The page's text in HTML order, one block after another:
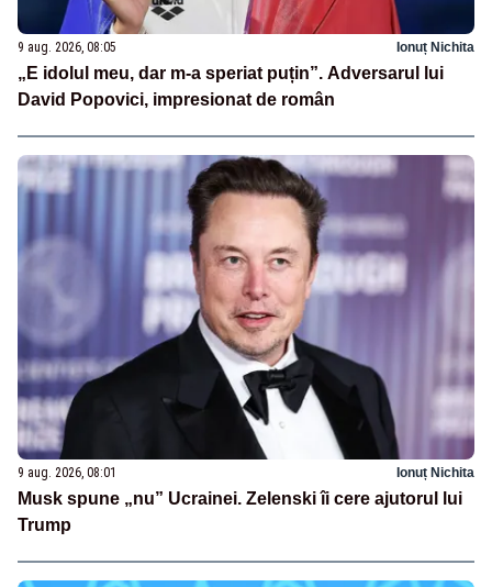
9 aug. 2026, 08:05 Ionuț Nichita
„E idolul meu, dar m-a speriat puțin”. Adversarul lui
David Popovici, impresionat de român
9 aug. 2026, 08:01 Ionuț Nichita
Musk spune „nu” Ucrainei. Zelenski îi cere ajutorul lui
Trump